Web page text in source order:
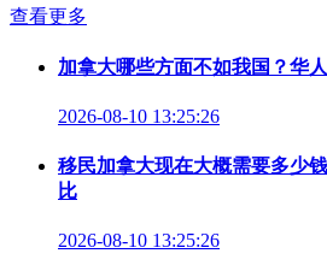
查看更多
加拿大哪些方面不如我国？华
2026-08-10 13:25:26
移民加拿大现在大概需要多少
比
2026-08-10 13:25:26